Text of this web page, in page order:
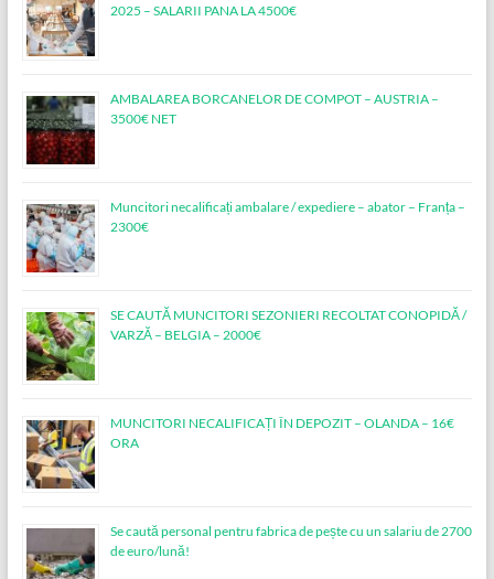
2025 – SALARII PANA LA 4500€
AMBALAREA BORCANELOR DE COMPOT – AUSTRIA –
3500€ NET
Muncitori necalificați ambalare / expediere – abator – Franța –
2300€
SE CAUTĂ MUNCITORI SEZONIERI RECOLTAT CONOPIDĂ /
VARZĂ – BELGIA – 2000€
MUNCITORI NECALIFICAȚI ÎN DEPOZIT – OLANDA – 16€
ORA
Se caută personal pentru fabrica de pește cu un salariu de 2700
de euro/lună!